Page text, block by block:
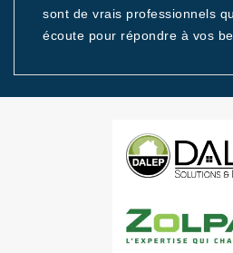
sont de vrais professionnels
écoute pour répondre à vos